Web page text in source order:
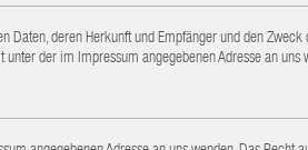
deren Herkunft und Empfänger und den
der im Impressum angegebenen Adresse an uns